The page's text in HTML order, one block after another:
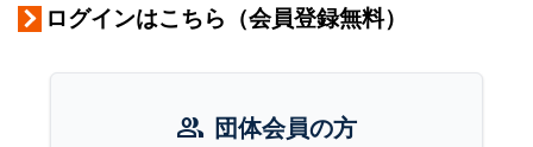
ログインはこちら（会員登録無料）
group 団体会員の方